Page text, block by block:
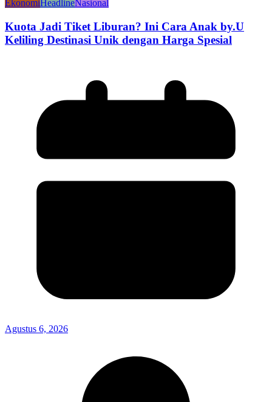
EkonomiHeadlineNasional
Kuota Jadi Tiket Liburan? Ini Cara Anak by.U
Keliling Destinasi Unik dengan Harga Spesial
Agustus 6, 2026